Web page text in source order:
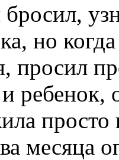
но
просил
ребенок,
просто
месяца